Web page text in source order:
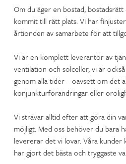
Om du äger en bostad,
kommit till rätt plats. Vi har
årtionden av samarbete för att
Vi är en komplett leverantör av
ventilation och solceller, vi är
genom alla tider – oavsett om det
konjunkturförändringar eller
Vi strävar alltid efter att göra din
möjligt. Med oss ​​behöver du bara
levererar det vi lovar. Våra kunder
har gjort det bästa och tryggaste